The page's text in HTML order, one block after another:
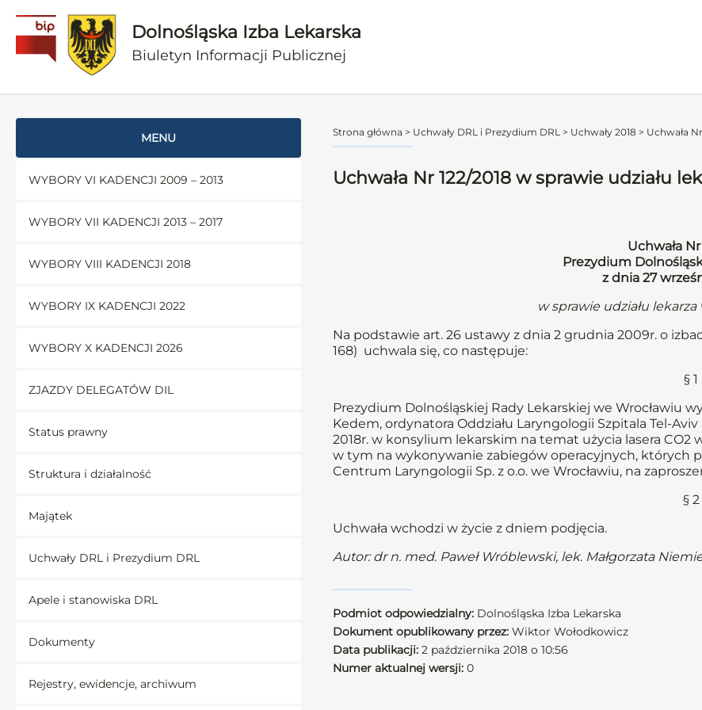
Dolnośląska Izba Lekarska
Biuletyn Informacji Publicznej
MENU
WYBORY VI KADENCJI 2009 – 2013
WYBORY VII KADENCJI 2013 – 2017
WYBORY VIII KADENCJI 2018
WYBORY IX KADENCJI 2022
WYBORY X KADENCJI 2026
ZJAZDY DELEGATÓW DIL
Status prawny
Struktura i działalność
Majątek
Uchwały DRL i Prezydium DRL
Apele i stanowiska DRL
Dokumenty
Rejestry, ewidencje, archiwum
Strona główna > Uchwały DRL i Prezydium DRL > Uchwały 2018 > Uchwała
Uchwała Nr 122/2018 w sprawie udziału
Uchwała Nr
Prezydium
z dnia 27
w sprawie udziału
Na podstawie art. 26 ustawy z dnia 2 grudnia 2009r. o
168) uchwala się, co następuje:
§ 1
Prezydium Dolnośląskiej Rady Lekarskiej we Wrocławiu
Kedem, ordynatora Oddziału Laryngologii Szpitala Tel-
2018r. w konsylium lekarskim na temat użycia lasera
w tym na wykonywanie zabiegów operacyjnych, których
Centrum Laryngologii Sp. z o.o. we Wrocławiu, na
§ 2
Uchwała wchodzi w życie z dniem podjęcia.
Autor: dr n. med. Paweł Wróblewski, lek. Małgorzata
Podmiot odpowiedzialny: Dolnośląska Izba Lekarska
Dokument opublikowany przez: Wiktor Wołodkowicz
Data publikacji: 2 października 2018 o 10:56
Numer aktualnej wersji: 0